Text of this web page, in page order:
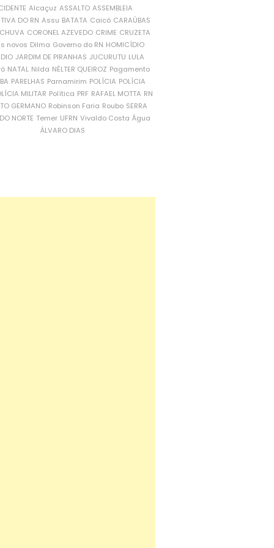
Alcaçuz ASSALTO ASSEMBLEIA
DO RN Assu BATATA Caicó CARAÚBAS
CORONEL AZEVEDO CRIME CRUZETA
novos Dilma Governo do RN HOMICÍDIO
JARDIM DE PIRANHAS JUCURUTU LULA
NATAL Nilda NÉLTER QUEIROZ Pagamento
PARELHAS Parnamirim POLÍCIA POLÍCIA
MILITAR Política PRF RAFAEL MOTTA RN
GERMANO Robinson Faria Roubo SERRA
NORTE Temer UFRN Vivaldo Costa Água
ÁLVARO DIAS